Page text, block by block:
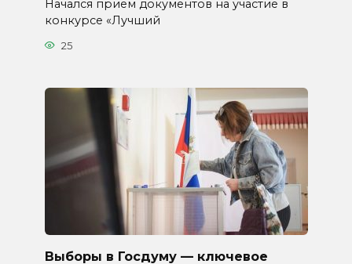
Начался прием документов на участие в
конкурсе «Лучший
25
Выборы в Госдуму — ключевое